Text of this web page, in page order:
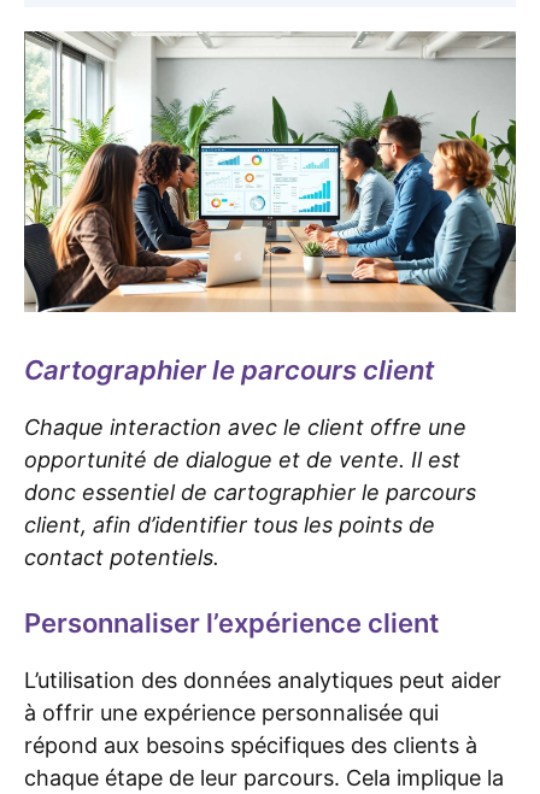
Cartographier le parcours client
Chaque interaction avec le client offre une
opportunité de dialogue et de vente. Il est
donc essentiel de cartographier le parcours
client, afin d’identifier tous les points de
contact potentiels.
Personnaliser l’expérience client
L’utilisation des données analytiques peut aider
à offrir une expérience personnalisée qui
répond aux besoins spécifiques des clients à
chaque étape de leur parcours. Cela implique la